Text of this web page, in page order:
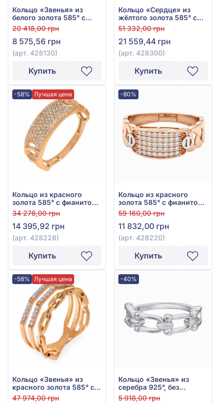
Кольцо «Звенья» из
белого золота 585° с
фианитом, арт. 428130
20 418,00 грн
8 575,56 грн
(арт. 428130)
Купить
Кольцо «Сердце» из
жёлтого золота 585° с
фианитом, арт. 428300
51 332,00 грн
21 559,44 грн
(арт. 428300)
Купить
-58% Лучшая цена
Кольцо из красного
золота 585° с фианитом,
арт. 428228
34 276,00 грн
14 395,92 грн
(арт. 428228)
Купить
-80%
Кольцо из красного
золота 585° с фианитом,
арт. 428220
59 160,00 грн
11 832,00 грн
(арт. 428220)
Купить
-58% Лучшая цена
Кольцо «Звенья» из
красного золота 585° с
фианитом, арт. 428302
47 974,00 грн
-40%
Кольцо «Звенья» из
серебра 925°, без
вставки, арт. Т-я-14/4-22
5 918,00 грн